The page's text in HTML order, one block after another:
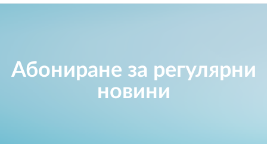
Абониране за регулярни
новини